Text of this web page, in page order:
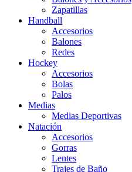
Zapatillas
Handball
Accesorios
Balones
Redes
Hockey
Accesorios
Bolas
Palos
Medias
Medias Deportivas
Natación
Accesorios
Gorras
Lentes
Trajes de Baño